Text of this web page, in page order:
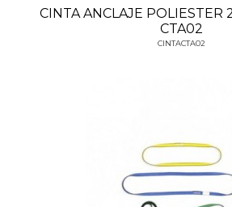
CINTA ANCLAJE POLIESTER
CTA02
CINTACTA02